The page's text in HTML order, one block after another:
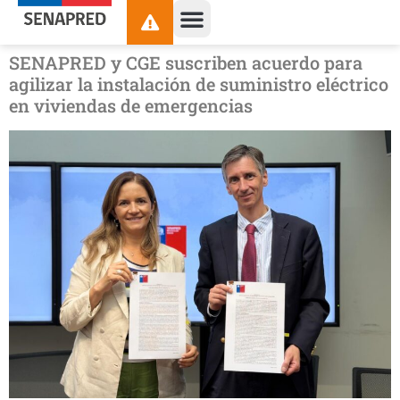
contenido
SENAPRED y CGE suscriben acuerdo para
agilizar la instalación de suministro eléctrico
en viviendas de emergencias